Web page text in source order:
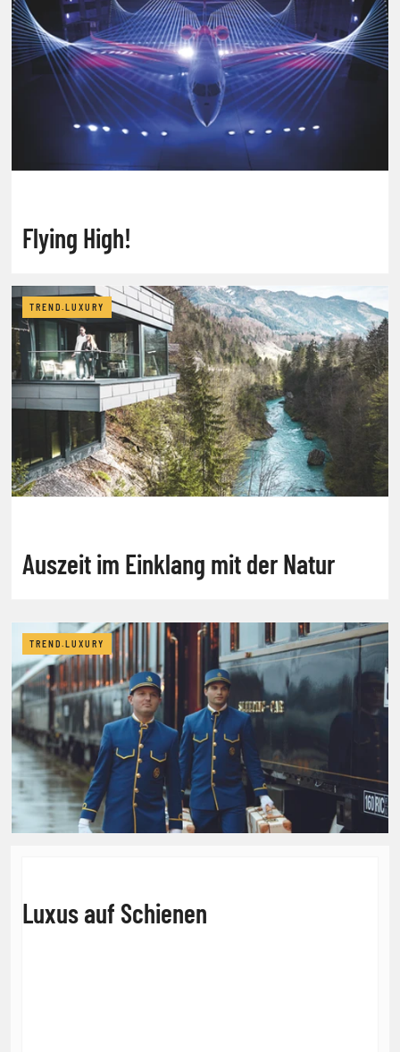
Flying High!
TREND.LUXURY
Auszeit im Einklang mit der Natur
TREND.LUXURY
Luxus auf Schienen